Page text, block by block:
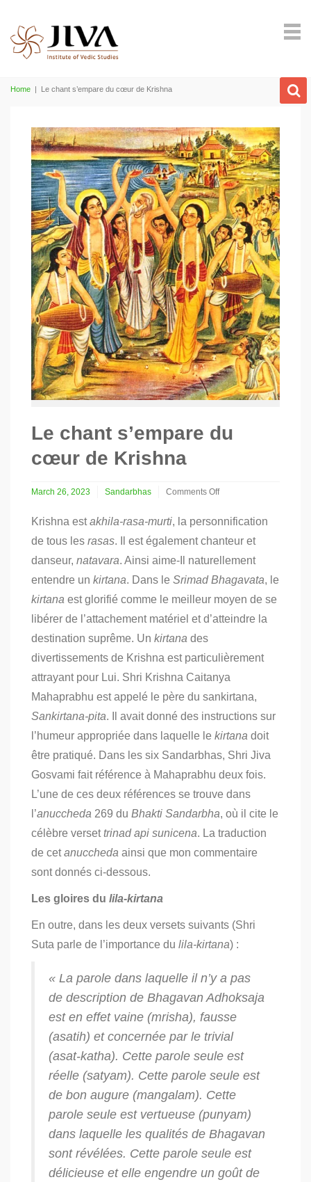
Home | Le chant s’empare du cœur de Krishna
Le chant s’empare du
cœur de Krishna
March 26, 2023 Sandarbhas
Comments Off
Le
chant
s’empare
cœur
de
Krishna estakhila-rasa-murti, la personnification
de tous les rasas. Il est également chanteur et
danseur, natavara. Ainsi aime-Il naturellement
entendre un kirtana. Dans le Srimad Bhagavata, le
kirtana est glorifié comme le meilleur moyen de se
libérer de l’attachement matériel et d’atteindre la
destination suprême. Un kirtana des
divertissements de Krishna est particulièrement
attrayant pour Lui. Shri Krishna Caitanya
Mahaprabhu est appelé le père du sankirtana,
Sankirtana-pita. Il avait donné des instructions sur
l’humeur appropriée dans laquelle le kirtana doit
être pratiqué. Dans les six Sandarbhas, Shri Jiva
Gosvami fait référence à Mahaprabhu deux fois.
L’une de ces deux références se trouve dans
l’anuccheda 269 du Bhakti Sandarbha, où il cite le
célèbre versettrinad api sunicena. La traduction
de cetanuccheda ainsi que mon commentaire
sont donnés ci-dessous.
Les gloires du lila-kirtana
En outre, dans les deux versets suivants (Shri
Suta parle de l’importance du lila-kirtana) :
« La parole dans laquelle il n’y a pas
de description de Bhagavan Adhoksaja
est en effet vaine (mrisha), fausse
(asatih) et concernée par le trivial
(asat-katha). Cette parole seule est
réelle (satyam). Cette parole seule est
de bon augure (mangalam). Cette
parole seule est vertueuse (punyam)
dans laquelle les qualités de Bhagavan
sont révélées. Cette parole seule est
délicieuse et elle engendre un goût de